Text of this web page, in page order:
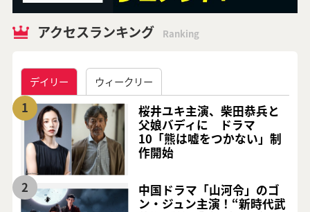
アクセスランキング Ranking
デイリー ウィークリー
1
桜井ユキ主演、柴田恭兵と
父娘バディに ドラマ
10「熊は嘘をつかない」制
作開始
2
中国ドラマ「山河令」のゴ
ン・ジュン主演！“新時代武